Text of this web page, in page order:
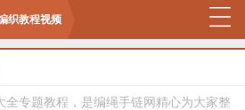
织教程视频
全专题教程，是编绳手链网精心为大家整